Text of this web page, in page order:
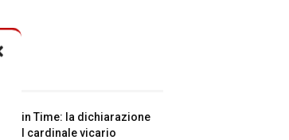
Spin Time: la dichiarazione
del cardinale vicario